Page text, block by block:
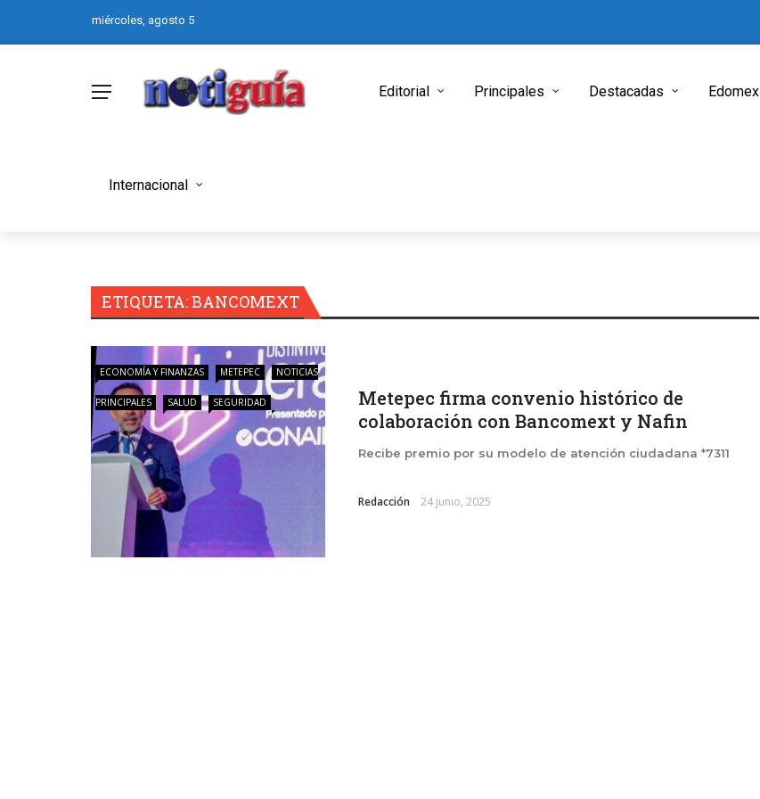
miércoles, agosto 5
Editorial Principales Destacadas Edomex
Internacional
ETIQUETA:BANCOMEXT
ECONOMÍA Y FINANZAS METEPEC NOTICIAS
PRINCIPALES SALUD SEGURIDAD
Metepec firma convenio histórico de
colaboración con Bancomext y Nafin
Recibe premio por su modelo de atención ciudadana *7311
Redacción 24 junio, 2025